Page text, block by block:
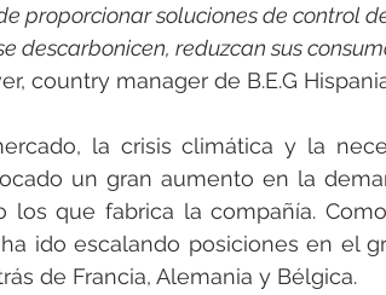
proporcionar soluciones de control
descarbonicen, reduzcan sus
country manager de B.E.G
la crisis climática y la
un gran aumento en la
los que fabrica la compañía.
ha ido escalando posiciones en el
de Francia, Alemania y Bélgica.